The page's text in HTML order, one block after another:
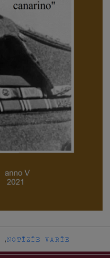
,NOTIZIE VARIE